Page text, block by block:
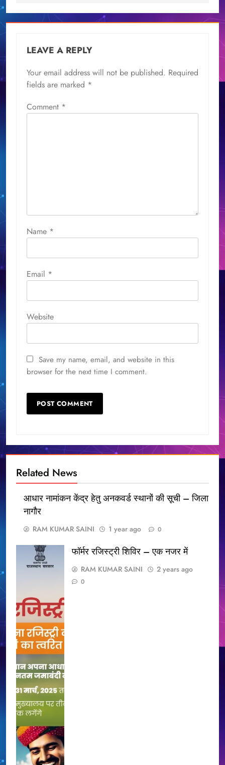
LEAVE A REPLY
Your email address will not be published. Required
fields are marked *
Comment *
Name *
Email *
Website
Save my name, email, and website in this
browser for the next time I comment.
Related News
आधार नामांकन केंद्र हेतु अनकवर्ड स्थानों की सूची – जिला
नागौर
RAM KUMAR SAINI 1 year ago 0
फॉर्मर रजिस्ट्री शिविर – एक नजर में
RAM KUMAR SAINI 2 years ago
0